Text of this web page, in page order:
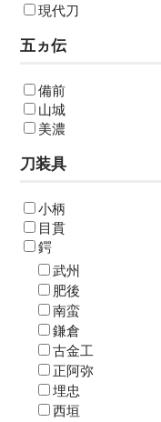
現代刀
五ヵ伝
備前
山城
美濃
刀装具
小柄
目貫
鍔
武州
肥後
南蛮
鎌倉
古金工
正阿弥
埋忠
西垣